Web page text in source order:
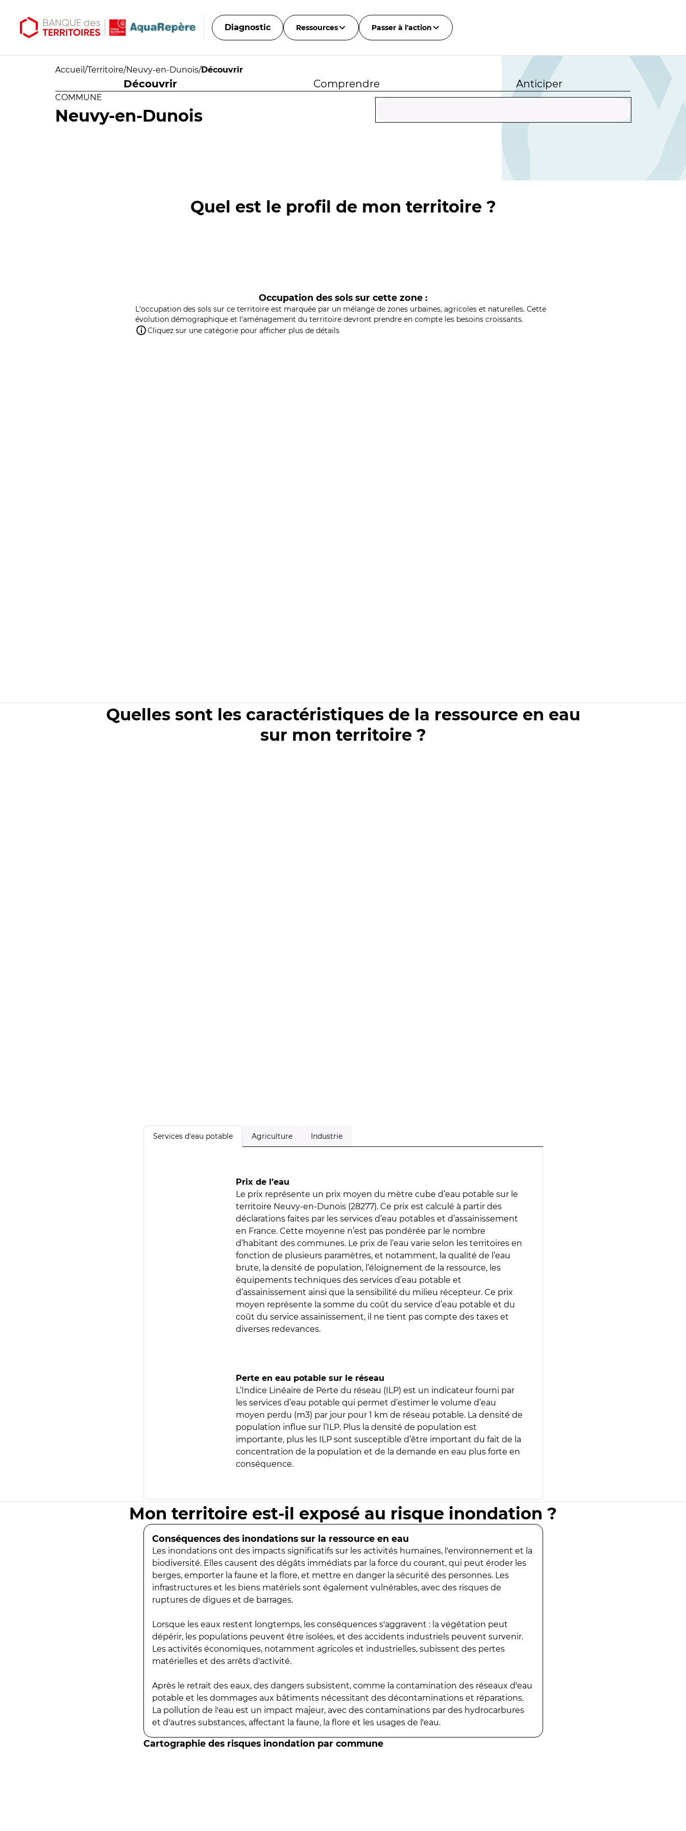
Diagnostic Ressources Passer à l'action
Accueil /Territoire/Neuvy-en-Dunois/Découvrir
Découvrir Comprendre Anticiper
COMMUNE
Neuvy-en-Dunois
Quel est le profil de mon territoire ?
Occupation des sols sur cette zone :
L'occupation des sols sur ce territoire est marquée par un mélange de zones urbaines, agricoles et naturelles. Cette
évolution démographique et l'aménagement du territoire devront prendre en compte les besoins croissants.
Cliquez sur une catégorie pour afficher plus de détails
Quelles sont les caractéristiques de la ressource en eau
sur mon territoire ?
Services d'eau potable Agriculture Industrie
Prix de l’eau
Le prix représente un prix moyen du mètre cube d’eau potable sur le
territoire Neuvy-en-Dunois (28277). Ce prix est calculé à partir des
déclarations faites par les services d’eau potables et d’assainissement
en France. Cette moyenne n’est pas pondérée par le nombre
d’habitant des communes. Le prix de l’eau varie selon les territoires en
fonction de plusieurs paramètres, et notamment, la qualité de l’eau
brute, la densité de population, l’éloignement de la ressource, les
équipements techniques des services d’eau potable et
d’assainissement ainsi que la sensibilité du milieu récepteur. Ce prix
moyen représente la somme du coût du service d’eau potable et du
coût du service assainissement, il ne tient pas compte des taxes et
diverses redevances.
Perte en eau potable sur le réseau
L’Indice Linéaire de Perte du réseau (ILP) est un indicateur fourni par
les services d’eau potable qui permet d’estimer le volume d’eau
moyen perdu (m3) par jour pour 1 km de réseau potable. La densité de
population influe sur l’ILP. Plus la densité de population est
importante, plus les ILP sont susceptible d’être important du fait de la
concentration de la population et de la demande en eau plus forte en
conséquence.
Mon territoire est-il exposé au risque inondation ?
Conséquences des inondations sur la ressource en eau
Les inondations ont des impacts significatifs sur les activités humaines, l'environnement et la
biodiversité. Elles causent des dégâts immédiats par la force du courant, qui peut éroder les
berges, emporter la faune et la flore, et mettre en danger la sécurité des personnes. Les
infrastructures et les biens matériels sont également vulnérables, avec des risques de
ruptures de digues et de barrages.
Lorsque les eaux restent longtemps, les conséquences s'aggravent : la végétation peut
dépérir, les populations peuvent être isolées, et des accidents industriels peuvent survenir.
Les activités économiques, notamment agricoles et industrielles, subissent des pertes
matérielles et des arrêts d'activité.
Après le retrait des eaux, des dangers subsistent, comme la contamination des réseaux d'eau
potable et les dommages aux bâtiments nécessitant des décontaminations et réparations.
La pollution de l'eau est un impact majeur, avec des contaminations par des hydrocarbures
et d'autres substances, affectant la faune, la flore et les usages de l'eau.
Cartographie des risques inondation par commune